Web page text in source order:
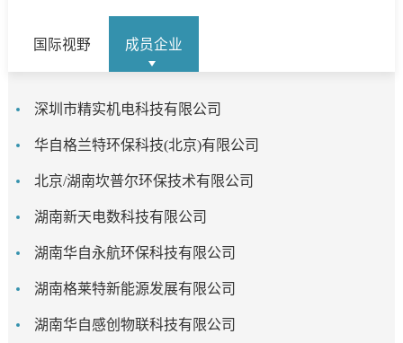
国际视野 成员企业
深圳市精实机电科技有限公司
华自格兰特环保科技(北京)有限公司
北京/湖南坎普尔环保技术有限公司
湖南新天电数科技有限公司
湖南华自永航环保科技有限公司
湖南格莱特新能源发展有限公司
湖南华自感创物联科技有限公司